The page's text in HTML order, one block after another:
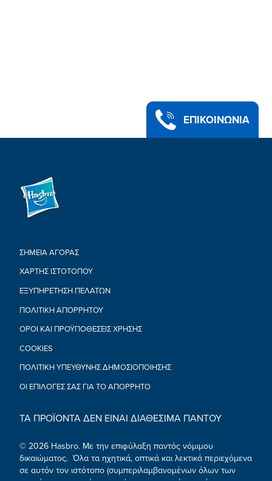
ΕΠΙΚΟΙΝΩΝΙΑ
ΣΗΜΕΙΑ ΑΓΟΡΑΣ
ΧΑΡΤΗΣ ΙΣΤΟΤΟΠΟΥ
ΕΞΥΠΗΡΕΤΗΣΗ ΠΕΛΑΤΩΝ
ΠΟΛΙΤΙΚΉ ΑΠΟΡΡΉΤΟΥ
ΟΡΟΙ ΚΑΙ ΠΡΟΫΠΟΘΕΣΕΙΣ ΧΡΗΣΗΣ
COOKIES
ΠΟΛΙΤΙΚΉ ΥΠΕΎΘΥΝΗΣ ΔΗΜΟΣΙΟΠΟΊΗΣΗΣ
ΟΙ ΕΠΙΛΟΓΈΣ ΣΑΣ ΓΙΑ ΤΟ ΑΠΌΡΡΗΤΟ
ΤΑ ΠΡΟΪΟΝΤΑ ΔΕΝ ΕΙΝΑΙ ΔΙΑΘΕΣΙΜΑ ΠΑΝΤΟΥ
© 2026 Hasbro. Με την επιφύλαξη παντός νόμιμου
δικαιώματος. Όλα τα ηχητικά, οπτικά και λεκτικά περιεχόμενα
σε αυτόν τον ιστότοπο (συμπεριλαμβανομένων όλων των